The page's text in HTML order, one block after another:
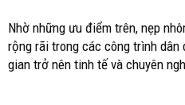
Nhờ những ưu điểm trên, nẹp
rộng rãi trong các công trình dân
gian trở nên tinh tế và chuyên